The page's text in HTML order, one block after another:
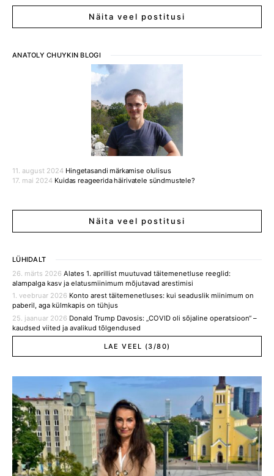
Näita veel postitusi
ANATOLY CHUYKIN BLOGI
Hingetasandi märkamise olulisus
11. august 2024
Kuidas reageerida häirivatele sündmustele?
17. mai 2024
Näita veel postitusi
LÜHIDALT
26. märts 2026 Alates 1. aprillist muutuvad täitemenetluse reeglid:
alampalga kasv ja elatusmiinimum mõjutavad arestimisi
1. veebruar 2026 Konto arest täitemenetluses: kui seaduslik miinimum on
paberil, aga külmkapis on tühjus
25. jaanuar 2026 Donald Trump Davosis: „COVID oli sõjaline operatsioon“ –
kaudsed viited ja avalikud tõlgendused
LAE VEEL (3/80)